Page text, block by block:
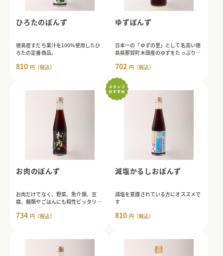
ひろたのぽんず
徳島産すだち果汁を100%使用したひ
ろたの定番商品。
810 円（税込）
ゆずぽんず
日本一の「ゆずの里」として名高い徳
島県那賀町木頭産のゆずをたっぷり使
702 円（税込）
お肉のぽんず
お肉だけでなく、野菜、魚介類、豆
腐、麺類やごはんにも相性ピッタリ。
734 円（税込）
減塩かるしおぽんず
減塩を意識されている方にオススメで
す
810 円（税込）